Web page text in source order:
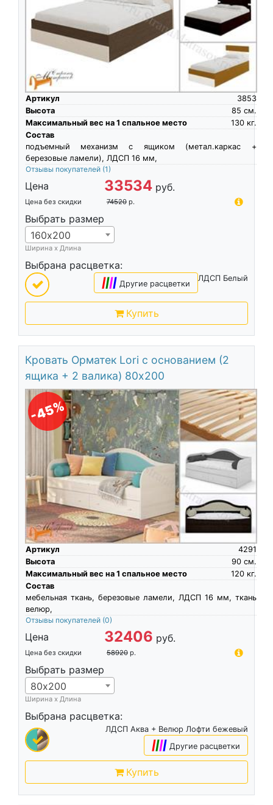
Артикул
3853
Высота
см.
85
Максимальный вес на 1 спальное место
кг.
130
Состав
подъемный механизм с ящиком (метал.каркас +
березовые ламели), ЛДСП 16 мм,
Отзывы покупателей (1)
Цена 33534 руб.
Цена без скидки 74520 р.
Выбрать размер
160х200
Ширина х Длина
Выбрана расцветка:
ЛДСП Белый
|||| Другие расцветки
Купить
Кровать Орматек Lori с основанием (2
ящика + 2 валика) 80х200
-45%
Артикул
4291
Высота
см.
90
Максимальный вес на 1 спальное место
кг.
120
Состав
мебельная ткань, березовые ламели, ЛДСП 16 мм, ткань
велюр,
Отзывы покупателей (0)
Цена 32406 руб.
Цена без скидки 58920 р.
Выбрать размер
80х200
Ширина х Длина
Выбрана расцветка:
ЛДСП Аква + Велюр Лофти бежевый
|||| Другие расцветки
Купить